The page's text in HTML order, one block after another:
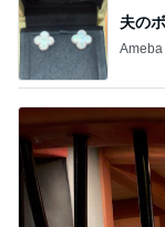
夫の
Ameba